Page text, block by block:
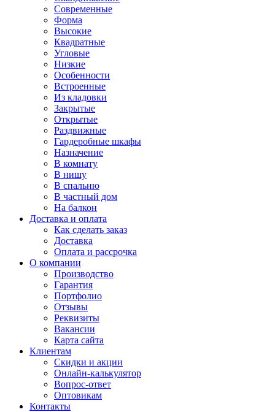
Современные
Форма
Высокие
Квадратные
Угловые
Низкие
Особенности
Встроенные
Из кладовки
Закрытые
Открытые
Раздвижные
Гардеробные шкафы
Назначение
В комнату
В нишу
В спальню
В частный дом
На балкон
Доставка и оплата
Как сделать заказ
Доставка
Оплата и рассрочка
О компании
Производство
Гарантия
Портфолио
Отзывы
Реквизиты
Вакансии
Карта сайта
Клиентам
Скидки и акции
Онлайн-калькулятор
Вопрос-ответ
Оптовикам
Контакты